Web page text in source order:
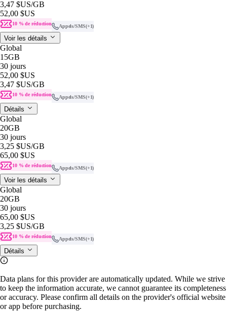
3,47 $US/GB
52,00 $US
10 % de réduction Appels/SMS(+1)
Voir les détails
Global
15GB
30 jours
52,00 $US
3,47 $US/GB
10 % de réduction Appels/SMS(+1)
Détails
Global
20GB
30 jours
3,25 $US/GB
65,00 $US
10 % de réduction Appels/SMS(+1)
Voir les détails
Global
20GB
30 jours
65,00 $US
3,25 $US/GB
10 % de réduction Appels/SMS(+1)
Détails
Data plans for this provider are automatically updated. While we strive
to keep the information accurate, we cannot guarantee its completeness
or accuracy. Please confirm all details on the provider's official website
or app before purchasing.